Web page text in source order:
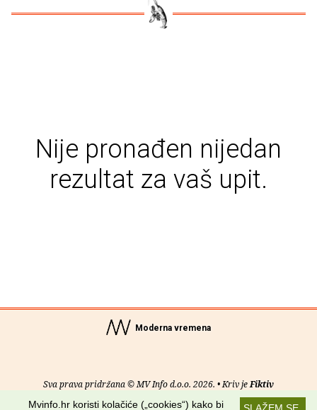
Nije pronađen nijedan
rezultat za vaš upit.
Moderna vremena
Sva prava pridržana © MV Info d.o.o. 2026. • Kriv jeFiktiv
Mvinfo.hr koristi kolačiće („cookies“) kako bi